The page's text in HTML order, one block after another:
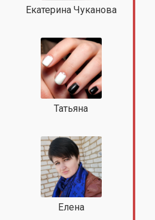
Екатерина Чуканова
Татьяна
Елена